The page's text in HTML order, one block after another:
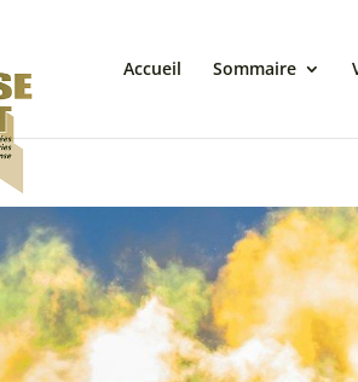
Accueil Sommaire